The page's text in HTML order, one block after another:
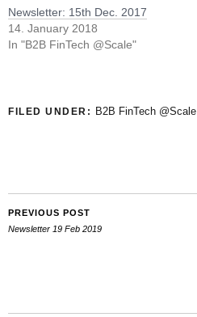
Newsletter: 15th Dec. 2017
14. January 2018
In "B2B FinTech @Scale"
FILED UNDER: B2B FinTech @Scale
PREVIOUS POST
Newsletter 19 Feb 2019